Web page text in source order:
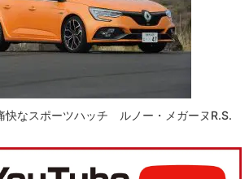
快なスポーツハッチ ルノー・メガーヌR.S.